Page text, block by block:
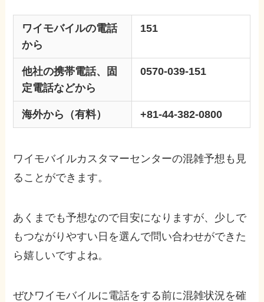
ワイモバイルの電話
から
151
他社の携帯電話、固
定電話などから
0570-039-151
海外から（有料） +81-44-382-0800
ワイモバイルカスタマーセンターの混雑予想も見
ることができます。
あくまでも予想なので目安になりますが、少しで
もつながりやすい日を選んで問い合わせができた
ら嬉しいですよね。
ぜひワイモバイルに電話をする前に混雑状況を確